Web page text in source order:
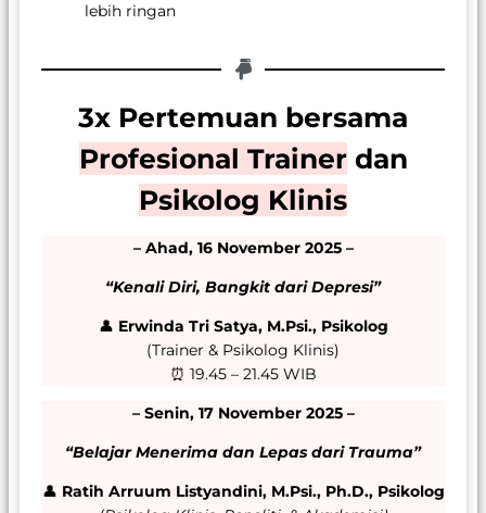
lebih ringan
3x Pertemuan bersama
Profesional Trainerdan
Psikolog Klinis
– Ahad, 16 November 2025 –
“Kenali Diri, Bangkit dari Depresi”
👤 Erwinda Tri Satya, M.Psi., Psikolog
(Trainer & Psikolog Klinis)
⏰ 19.45 – 21.45 WIB
– Senin, 17 November 2025 –
“Belajar Menerima dan Lepas dari Trauma”
👤 Ratih Arruum Listyandini, M.Psi., Ph.D., Psikolog